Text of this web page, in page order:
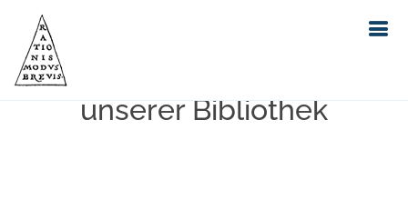
Einfache Suche im Bestand
unserer Bibliothek